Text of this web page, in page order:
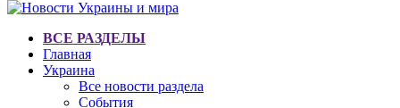
ВСЕ РАЗДЕЛЫ
Главная
Украина
Все новости раздела
События